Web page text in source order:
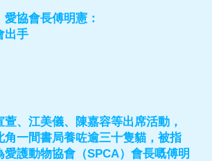
愛協會長傅明憲：
出手
、江美儀、陳嘉容等出席活動，
角一間書局養咗逾三十隻貓，被指
愛護動物協會（SPCA）會長嘅傅明